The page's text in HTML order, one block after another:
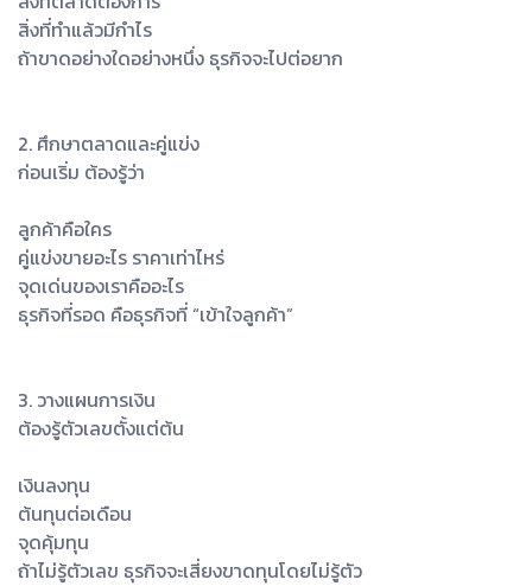
สิ่งที่ทำแล้วมีกำไร
ถ้าขาดอย่างใดอย่างหนึ่ง ธุรกิจจะไปต่อยาก
2. ศึกษาตลาดและคู่แข่ง
ก่อนเริ่ม ต้องรู้ว่า
ลูกค้าคือใคร
คู่แข่งขายอะไร ราคาเท่าไหร่
จุดเด่นของเราคืออะไร
ธุรกิจที่รอด คือธุรกิจที่ “เข้าใจลูกค้า”
3. วางแผนการเงิน
ต้องรู้ตัวเลขตั้งแต่ต้น
เงินลงทุน
ต้นทุนต่อเดือน
จุดคุ้มทุน
ถ้าไม่รู้ตัวเลข ธุรกิจจะเสี่ยงขาดทุนโดยไม่รู้ตัว